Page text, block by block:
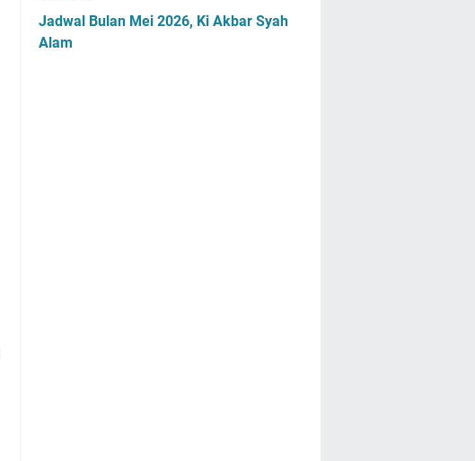
Jadwal Bulan Mei 2026, Ki Akbar Syah
Alam